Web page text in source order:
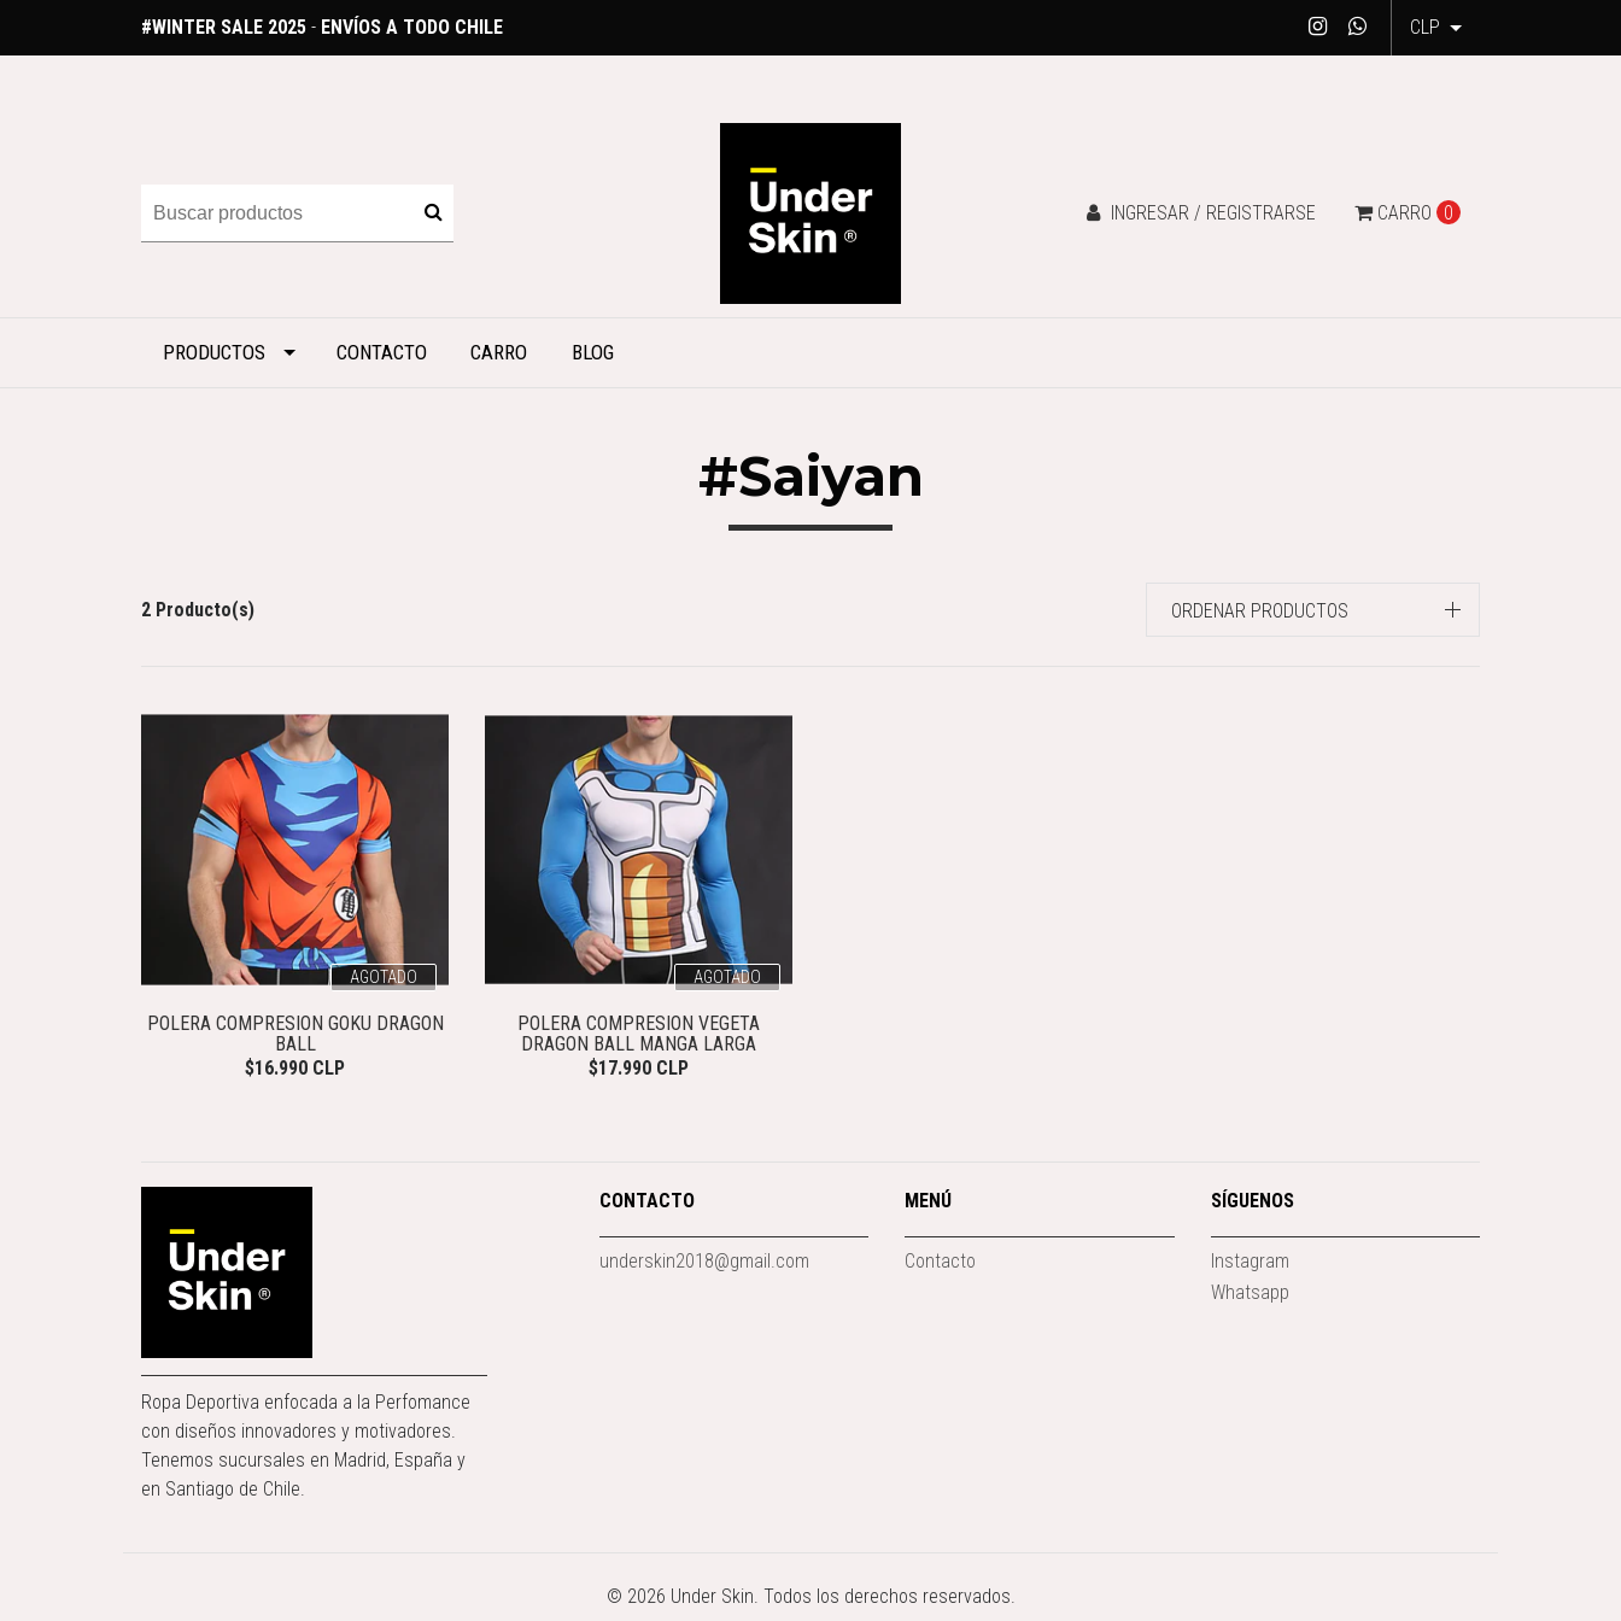
#WINTER SALE 2025 - ENVÍOS A TODO CHILE CLP
CARRO 0
INGRESAR / REGISTRARSE
PRODUCTOS CONTACTO CARRO BLOG
#Saiyan
2 Producto(s) ORDENAR PRODUCTOS
AGOTADO
POLERA COMPRESION GOKU DRAGON
BALL
$16.990 CLP
AGOTADO
POLERA COMPRESION VEGETA
DRAGON BALL MANGA LARGA
$17.990 CLP
Ropa Deportiva enfocada a la Perfomance
con diseños innovadores y motivadores.
Tenemos sucursales en Madrid, España y
en Santiago de Chile.
CONTACTO
underskin2018@gmail.com
MENÚ
Contacto
SÍGUENOS
Instagram
Whatsapp
© 2026 Under Skin. Todos los derechos reservados.